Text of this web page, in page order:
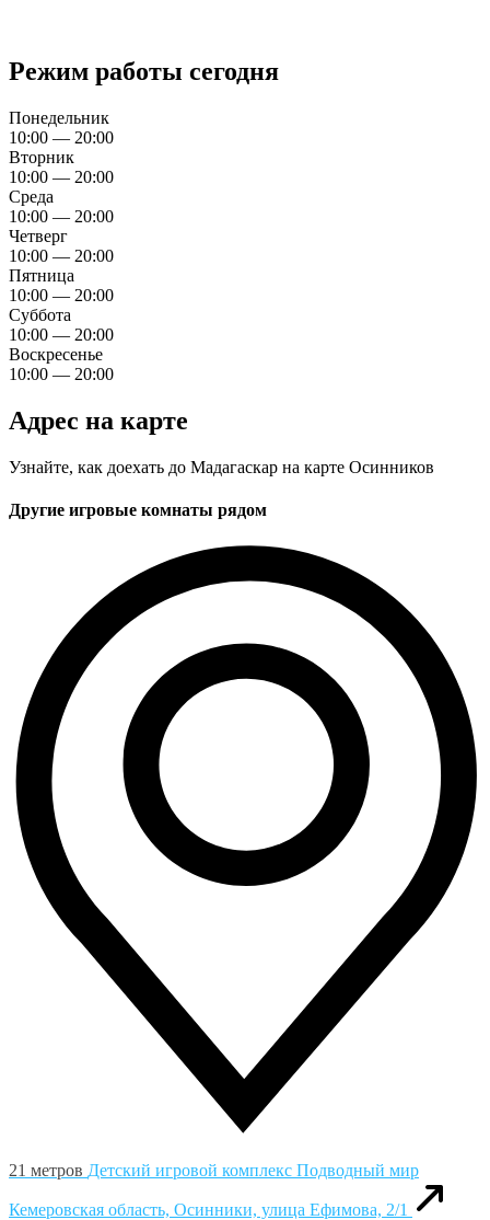
Режим работы сегодня
Понедельник
10:00 — 20:00
Вторник
10:00 — 20:00
Среда
10:00 — 20:00
Четверг
10:00 — 20:00
Пятница
10:00 — 20:00
Суббота
10:00 — 20:00
Воскресенье
10:00 — 20:00
Адрес на карте
Узнайте, как доехать до Мадагаскар на карте Осинников
Другие игровые комнаты рядом
21 метров Детский игровой комплекс Подводный мир
Кемеровская область, Осинники, улица Ефимова, 2/1